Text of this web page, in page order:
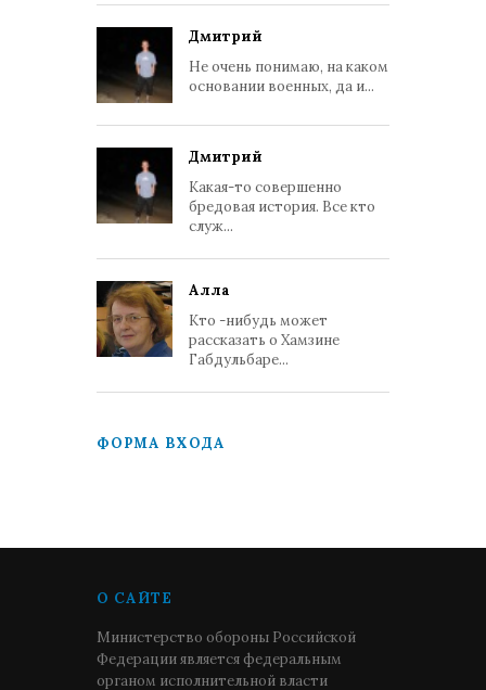
Дмитрий
Не очень понимаю, на каком
основании военных, да и...
Дмитрий
Какая-то совершенно
бредовая история. Все кто
служ...
Алла
Кто -нибудь может
рассказать о Хамзине
Габдульбаре...
ФОРМА ВХОДА
О САЙТЕ
Министерство обороны Российской
Федерации является федеральным
органом исполнительной власти